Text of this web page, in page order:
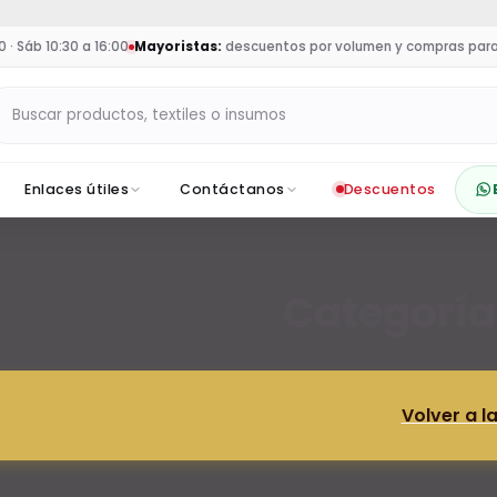
10:30 a 16:00 Mayoristas:descuentos por volumen y compras para
Buscar productos en Sumey
Enlaces útiles Contáctanos Descuentos
Volver a